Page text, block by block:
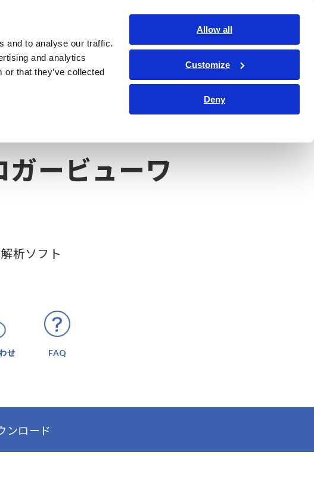
and to analyse our traffic.
and analytics
that they’ve collected
Allow all
Customize
Deny
知識 サービス・サポート コーポレート・IR
お問い合わせ
ガービューワ
析ソフト
せ FAQ
ンロード